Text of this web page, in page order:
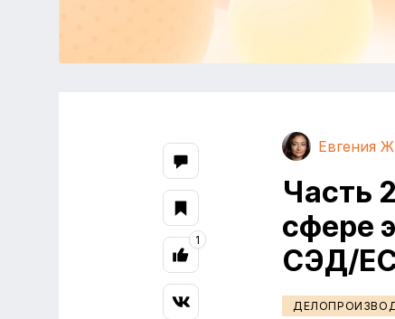
Евгения
Часть
сфере
СЭД/
1